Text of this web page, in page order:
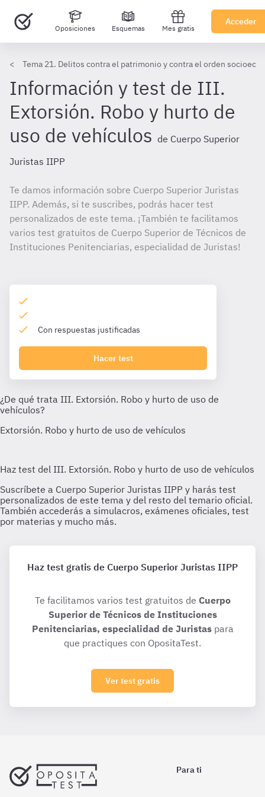
Oposiciones Esquemas Mes gratis
Acceder
Tema 21. Delitos contra el patrimonio y contra el orden
Información y test de III.
Extorsión. Robo y hurto de
uso de vehículos de Cuerpo Superior
Juristas IIPP
Te damos información sobre Cuerpo Superior Juristas
IIPP. Además, si te suscribes, podrás hacer test
personalizados de este tema. ¡También te facilitamos
varios test gratuitos de Cuerpo Superior de Técnicos de
Instituciones Penitenciarias, especialidad de Juristas!
Con respuestas justificadas
Hacer test
Haz test gratis de Cuerpo Superior Juristas IIPP
Te facilitamos varios test gratuitos de Cuerpo
Superior de Técnicos de Instituciones
Penitenciarias, especialidad de Juristaspara
que practiques con OpositaTest.
Ver test gratis
Para ti